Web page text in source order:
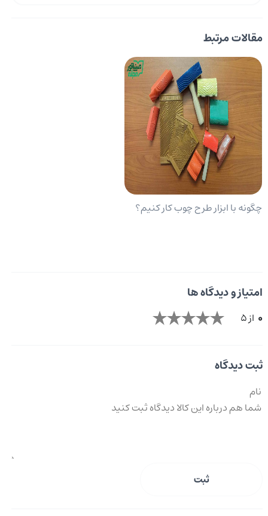
مقالات مرتبط
چگونه با ابزار طرح چوب کار کنیم؟
امتیاز و دیدگاه ها
0 از 5
ثبت دیدگاه
ثبت